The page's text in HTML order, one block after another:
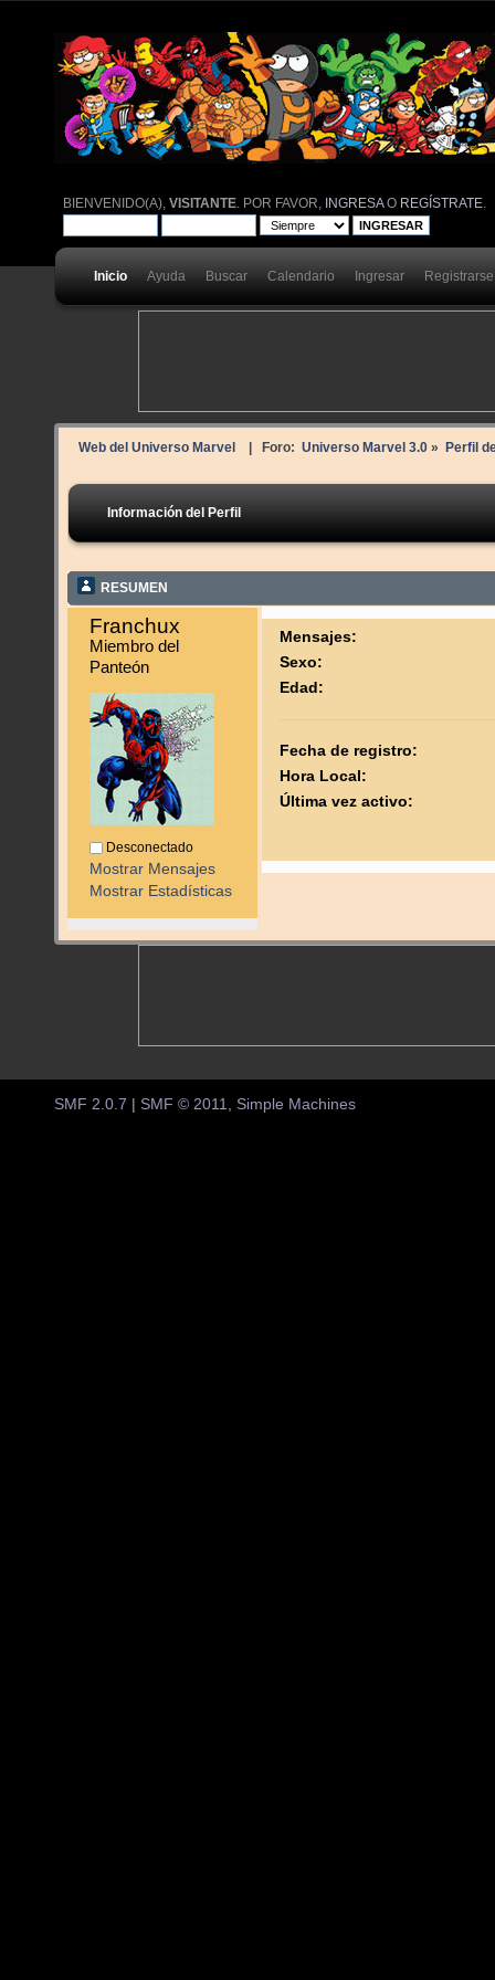
BIENVENIDO(A),VISITANTE . POR FAVOR, INGRESAO REGÍSTRATE
Inicio Ayuda Buscar Calendario Ingresar Registrarse
Web del Universo Marvel | Foro: Universo Marvel 3.0» Perfil
Información del Perfil
RESUMEN
Franchux
Miembro del
Panteón
Desconectado
Mostrar Mensajes
Mostrar Estadísticas
Mensajes:
Sexo:
Edad:
Fecha de registro:
Hora Local:
Última vez activo:
SMF 2.0.7 SMF © 2011, Simple Machines